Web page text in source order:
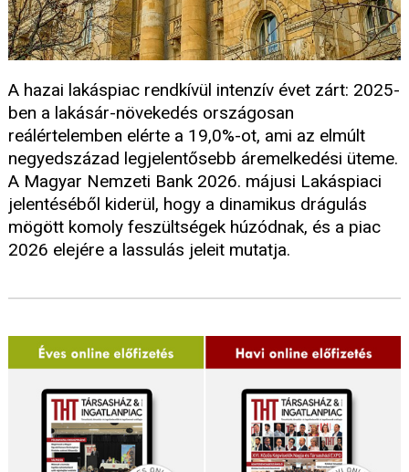
A hazai lakáspiac rendkívül intenzív évet zárt: 2025-
ben a lakásár-növekedés országosan
reálértelemben elérte a 19,0%-ot, ami az elmúlt
negyedszázad legjelentősebb áremelkedési üteme.
A Magyar Nemzeti Bank 2026. májusi Lakáspiaci
jelentéséből kiderül, hogy a dinamikus drágulás
mögött komoly feszültségek húzódnak, és a piac
2026 elejére a lassulás jeleit mutatja.